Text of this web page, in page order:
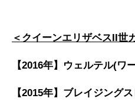
＜クイーンエリザベスII世
【2016年】ウェルテル(
【2015年】ブレイジン